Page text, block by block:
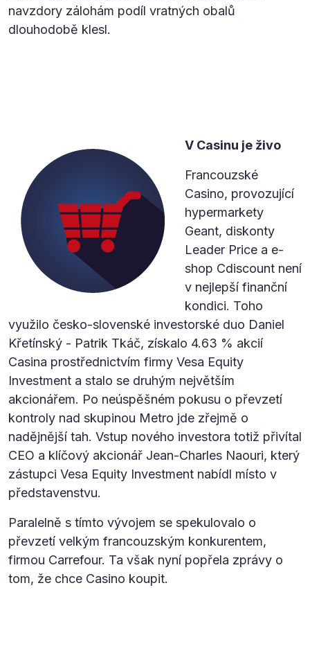
navzdory zálohám podíl vratných obalů
dlouhodobě klesl.
V Casinu je živo
Francouzské
Casino, provozující
hypermarkety
Geant, diskonty
Leader Price a e-
shop Cdiscount není
v nejlepší finanční
kondici. Toho
využilo česko-slovenské investorské duo Daniel
Křetínský - Patrik Tkáč, získalo 4.63 % akcií
Casina prostřednictvím firmy Vesa Equity
Investment a stalo se druhým největším
akcionářem. Po neúspěšném pokusu o převzetí
kontroly nad skupinou Metro jde zřejmě o
nadějnější tah. Vstup nového investora totiž přivítal
CEO a klíčový akcionář Jean-Charles Naouri, který
zástupci Vesa Equity Investment nabídl místo v
představenstvu.
Paralelně s tímto vývojem se spekulovalo o
převzetí velkým francouzským konkurentem,
firmou Carrefour. Ta však nyní popřela zprávy o
tom, že chce Casino koupit.